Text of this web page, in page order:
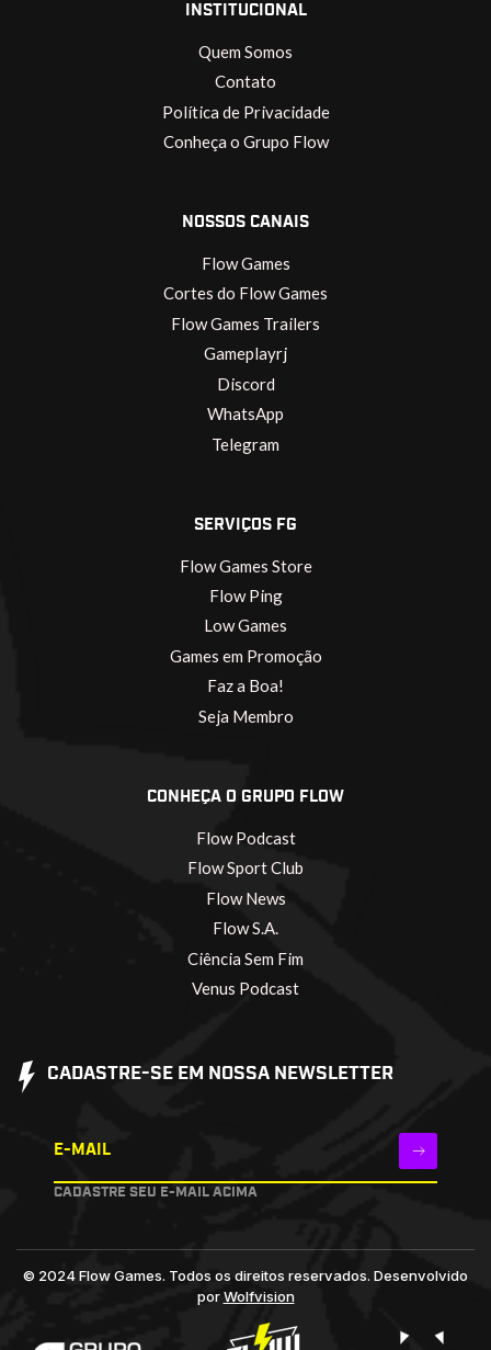
INSTITUCIONAL
Quem Somos
Contato
Política de Privacidade
Conheça o Grupo Flow
NOSSOS CANAIS
Flow Games
Cortes do Flow Games
Flow Games Trailers
Gameplayrj
Discord
WhatsApp
Telegram
SERVIÇOS FG
Flow Games Store
Flow Ping
Low Games
Games em Promoção
Faz a Boa!
Seja Membro
CONHEÇA O GRUPO FLOW
Flow Podcast
Flow Sport Club
Flow News
Flow S.A.
Ciência Sem Fim
Venus Podcast
CADASTRE-SE EM NOSSA NEWSLETTER
E-MAIL
CADASTRE SEU E-MAIL ACIMA
© 2024 Flow Games. Todos os direitos reservados. Desenvolvido
porWolfvision